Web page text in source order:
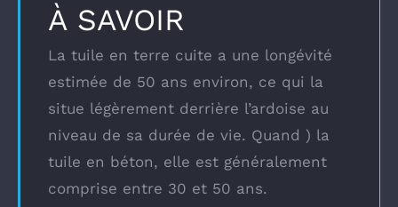
À SAVOIR
La tuile en terre cuite a une longévité
estimée de 50 ans environ, ce qui la
situe légèrement derrière l’ardoise au
niveau de sa durée de vie. Quand ) la
tuile en béton, elle est généralement
comprise entre 30 et 50 ans.